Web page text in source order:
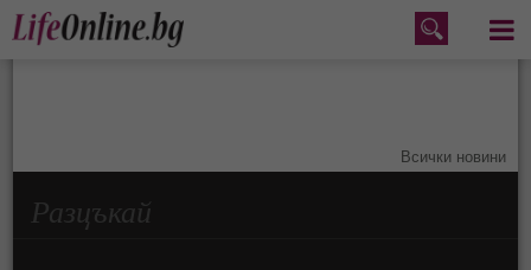
Меню
Всички новини
Разцъкай